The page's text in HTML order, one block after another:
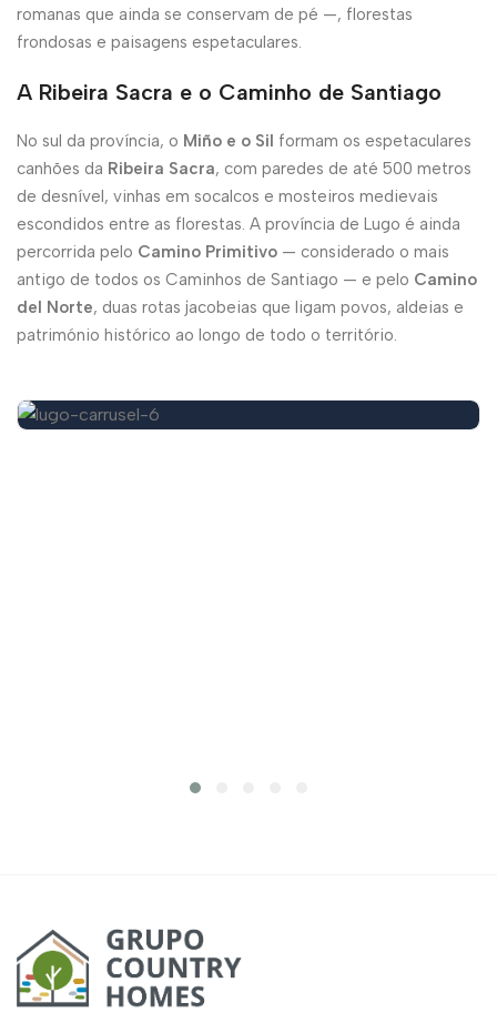
romanas que ainda se conservam de pé —, florestas
frondosas e paisagens espetaculares.
A Ribeira Sacra e o Caminho de Santiago
No sul da província, o Miño e o Sil formam os espetaculares
canhões da Ribeira Sacra, com paredes de até 500 metros
de desnível, vinhas em socalcos e mosteiros medievais
escondidos entre as florestas. A província de Lugo é ainda
percorrida pelo Camino Primitivo — considerado o mais
antigo de todos os Caminhos de Santiago — e pelo Camino
del Norte, duas rotas jacobeias que ligam povos, aldeias e
património histórico ao longo de todo o território.